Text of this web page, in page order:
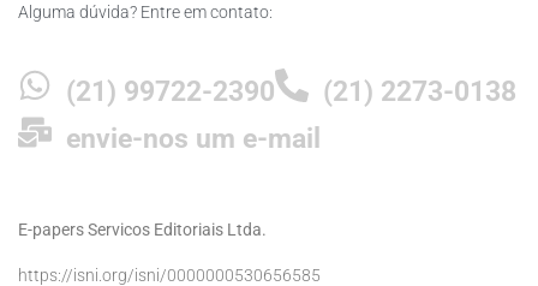
Alguma dúvida? Entre em contato:
(21) 99722-2390
(21) 2273-0138
envie-nos um e-mail
E-papers Servicos Editoriais Ltda.
https://isni.org/isni/0000000530656585